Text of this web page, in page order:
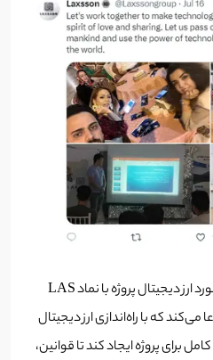
در یکی از توییت‌های دیگر در مورد ارز دیجیتال پروژه با نماد LAS
که با راه‌اندازی ارز دیجیتال
برای پروژه ایجاد کند تا قوانین،